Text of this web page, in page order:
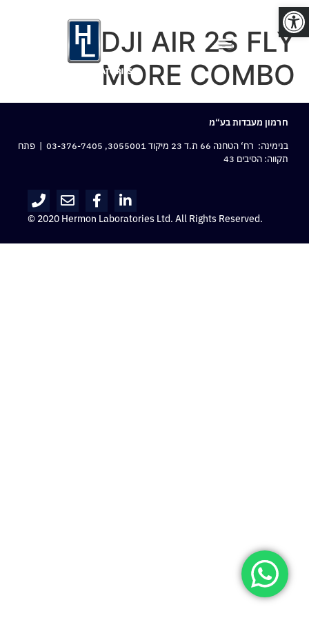
פתח סרגל נגישות
DJI AIR 2S FLY
MORE COMBO
חרמון מעבדות בע“מ
בנימינה: רח‘ הטחנה 66 ת.ד 23 מיקוד 3055001,
03-376-7405 | פתח
תקווה: הסיבים 43
© 2020 Hermon Laboratories Ltd. All Rights Reserved.